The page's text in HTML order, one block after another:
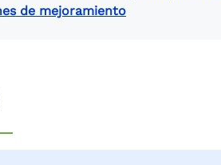
de mejoramiento